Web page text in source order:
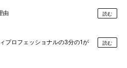
由 読む
プロフェッショナルの3分の1が
読む